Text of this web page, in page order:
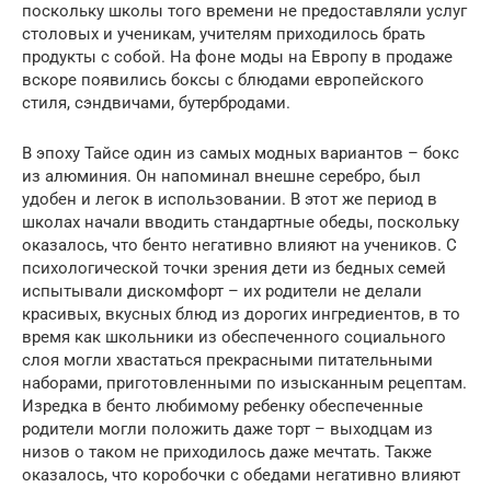
поскольку школы того времени не предоставляли услуг
столовых и ученикам, учителям приходилось брать
продукты с собой. На фоне моды на Европу в продаже
вскоре появились боксы с блюдами европейского
стиля, сэндвичами, бутербродами.
В эпоху Тайсе один из самых модных вариантов – бокс
из алюминия. Он напоминал внешне серебро, был
удобен и легок в использовании. В этот же период в
школах начали вводить стандартные обеды, поскольку
оказалось, что бенто негативно влияют на учеников. С
психологической точки зрения дети из бедных семей
испытывали дискомфорт – их родители не делали
красивых, вкусных блюд из дорогих ингредиентов, в то
время как школьники из обеспеченного социального
слоя могли хвастаться прекрасными питательными
наборами, приготовленными по изысканным рецептам.
Изредка в бенто любимому ребенку обеспеченные
родители могли положить даже торт – выходцам из
низов о таком не приходилось даже мечтать. Также
оказалось, что коробочки с обедами негативно влияют